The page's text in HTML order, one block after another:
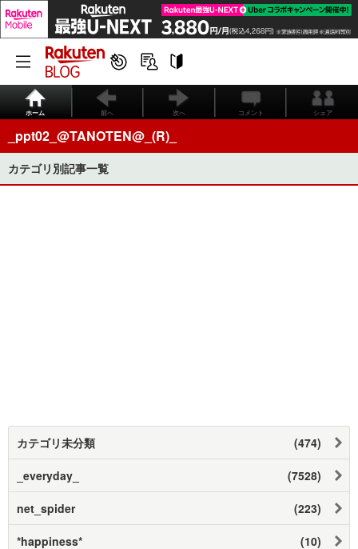
ホーム 前へ 次へ コメント シェア
_ppt02_@TANOTEN@_(R)_
カテゴリ別記事一覧
カテゴリ未分類 (474)
_everyday_ (7528)
net_spider (223)
*happiness* (10)